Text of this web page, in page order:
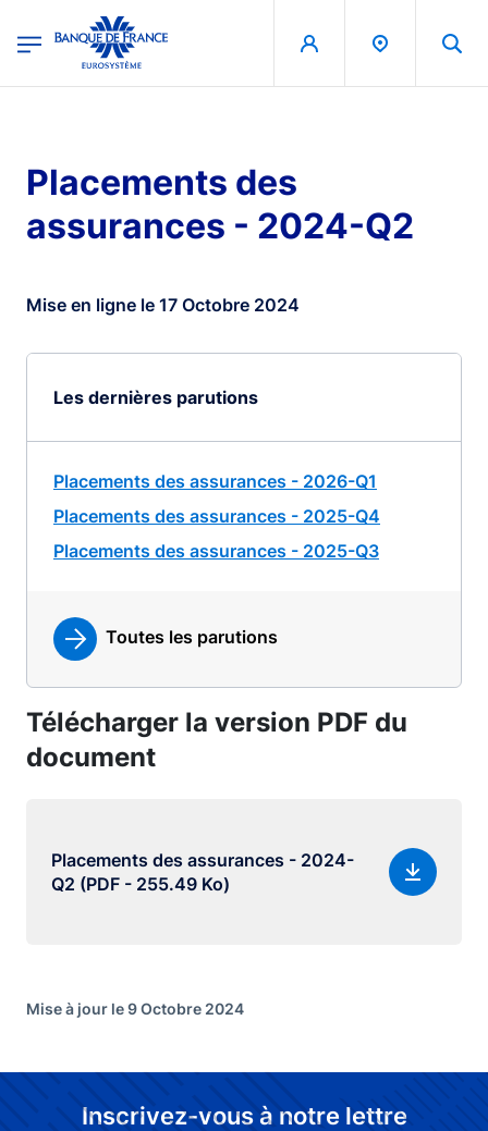
Banque de France - Menu Principal
Placements des
assurances - 2024-Q2
Mise en ligne le 17 Octobre 2024
Les dernières parutions
Placements des assurances - 2026-Q1
Placements des assurances - 2025-Q4
Placements des assurances - 2025-Q3
Toutes les parutions
Télécharger la version PDF du
document
Placements des assurances - 2024-
Q2 (PDF - 255.49 Ko)
Mise à jour le 9 Octobre 2024
Inscrivez-vous à notre lettre